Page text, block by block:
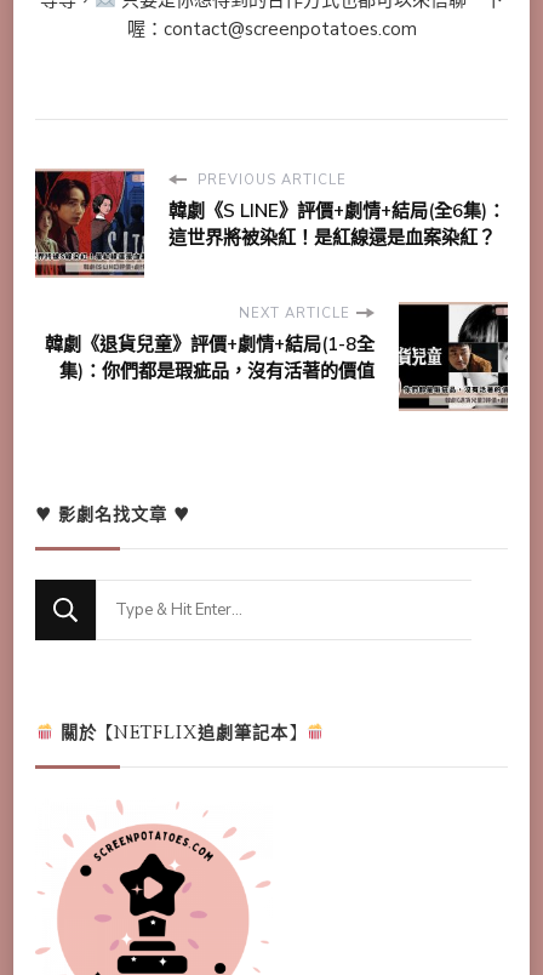
喔：contact@screenpotatoes.com
PREVIOUS ARTICLE
韓劇《S LINE》評價+劇情+結局(全6集)：
這世界將被染紅！是紅線還是血案染紅？
NEXT ARTICLE
韓劇《退貨兒童》評價+劇情+結局(1-8全
集)：你們都是瑕疵品，沒有活著的價值
♥ 影劇名找文章 ♥
Looking
關於【NETFLIX追劇筆記本】